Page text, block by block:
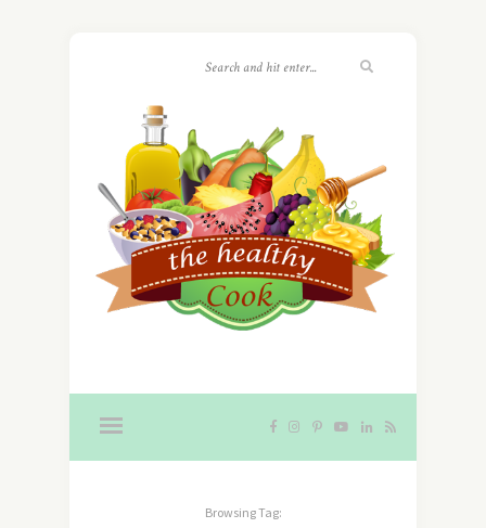
Browsing Tag: